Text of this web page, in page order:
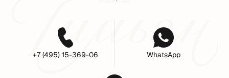
+7 (495) 15-369-06 WhatsApp